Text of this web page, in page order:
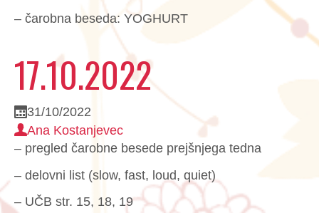
– čarobna beseda: YOGHURT
17.10.2022
31/10/2022
Ana Kostanjevec
– pregled čarobne besede prejšnjega tedna
– delovni list (slow, fast, loud, quiet)
– UČB str. 15, 18, 19